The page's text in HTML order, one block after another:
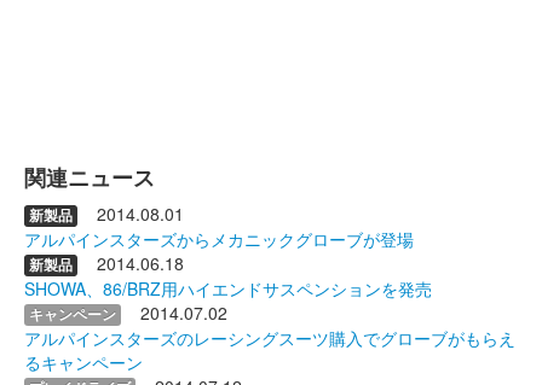
関連ニュース
新製品
2014.08.01
アルパインスターズからメカニックグローブが登場
新製品
2014.06.18
SHOWA、86/BRZ用ハイエンドサスペンションを発売
キャンペーン
2014.07.02
アルパインスターズのレーシングスーツ購入でグローブがもらえ
るキャンペーン